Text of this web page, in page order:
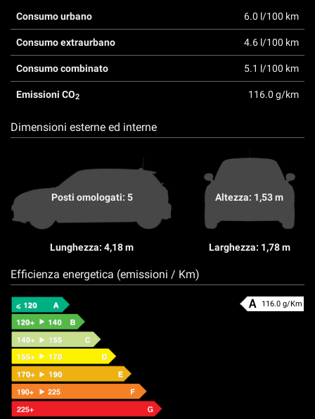
Consumo urbano 6.0 l/100 km
Consumo extraurbano 4.6 l/100 km
Consumo combinato 5.1 l/100 km
Emissioni CO2 116.0 g/km
Dimensioni esterne ed interne
Posti omologati: 5
Lunghezza: 4,18 m
Altezza: 1,53 m
Larghezza: 1,78 m
Efficienza energetica (emissioni / Km)
116.0 g/Km